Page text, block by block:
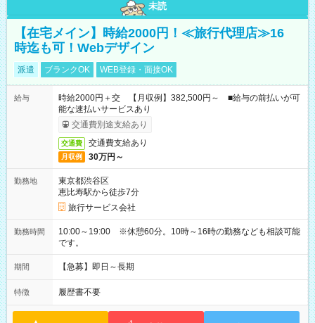
未読
【在宅メイン】時給2000円！≪旅行代理店≫16
時迄も可！Webデザイン
派遣 ブランクOK WEB登録・面接OK
給与
時給2000円＋交 【月収例】382,500円～ ■給与の前払いが可
能な速払いサービスあり
交通費別途支給あり
交通費 交通費支給あり
月収例 30万円～
勤務地
東京都渋谷区
恵比寿駅から徒歩7分
旅行サービス会社
勤務時間
10:00～19:00 ※休憩60分。10時～16時の勤務なども相談可能
です。
期間 【急募】即日～長期
特徴 履歴書不要